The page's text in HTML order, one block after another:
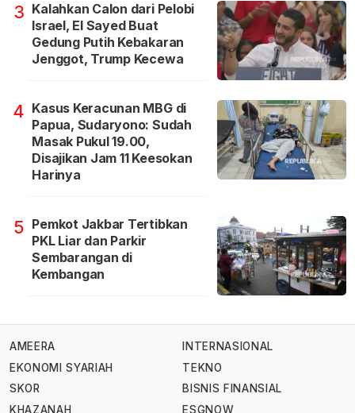
3 Kalahkan Calon dari Pelobi
Israel, El Sayed Buat
Gedung Putih Kebakaran
Jenggot, Trump Kecewa
4 Kasus Keracunan MBG di
Papua, Sudaryono: Sudah
Masak Pukul 19.00,
Disajikan Jam 11 Keesokan
Harinya
5 Pemkot Jakbar Tertibkan
PKL Liar dan Parkir
Sembarangan di
Kembangan
AMEERA
EKONOMI SYARIAH
SKOR
KHAZANAH
INTERNASIONAL
TEKNO
BISNIS FINANSIAL
ESGNOW